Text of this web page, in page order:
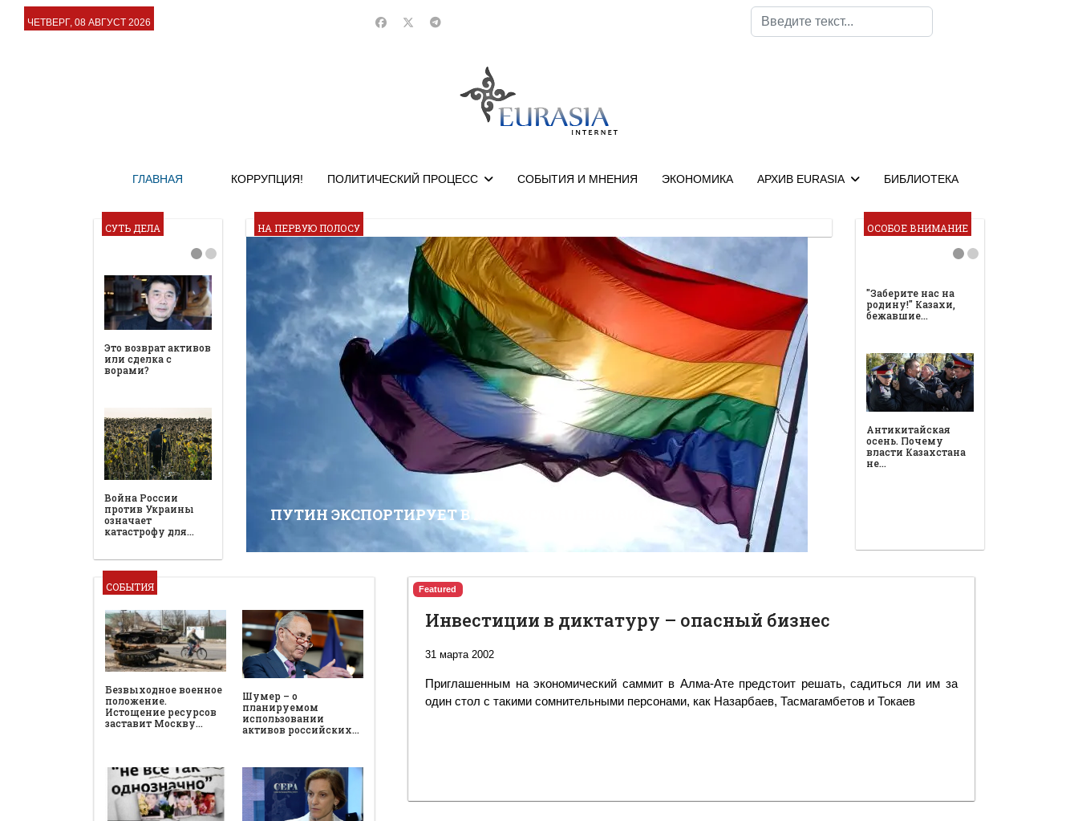
ЧЕТВЕРГ, 08 АВГУСТ 2026
Поиск
ГЛАВНАЯ КОРРУПЦИЯ! ПОЛИТИЧЕСКИЙ ПРОЦЕСС СОБЫТИЯ И МНЕНИЯ ЭКОНОМИКА АРХИВ EURASIA БИБЛИОТЕКА
СУТЬ ДЕЛА НА ПЕРВУЮ ПОЛОСУ
ПУТИН ЭКСПОРТИРУЕТ В КАЗАХСТАН НЕНАВИСТЬ
ОСОБОЕ ВНИМАНИЕ
СОБЫТИЯ
Безвыходное военное
положение.
Истощение ресурсов
заставит Москву…
Шумер – о
планируемом
использовании
активов российских…
Featured
Инвестиции в диктатуру – опасный бизнес
31 марта 2002
Приглашенным на экономический саммит в Алма-Ате предстоит решать, садиться ли им за
один стол с такими сомнительными персонами, как Назарбаев, Тасмагамбетов и Токаев